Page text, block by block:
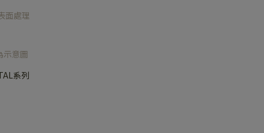
面處理
示意圖
系列